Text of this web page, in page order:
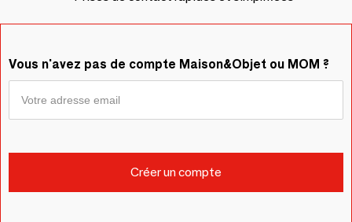
Vous n'avez pas de compte Maison&Objet ou MOM ?